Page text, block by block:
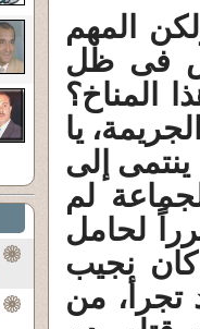
المهم
فى ظل
المناخ؟
يا
إلى
لم
لحامل
نجيب
من